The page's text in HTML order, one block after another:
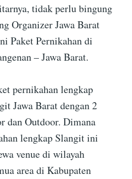
tidak perlu bingung
Organizer Jawa Barat
Paket Pernikahan di
– Jawa Barat.
pernikahan lengkap
Jawa Barat dengan 2
dan Outdoor. Dimana
lengkap Slangit ini
venue di wilayah
area di Kabupaten